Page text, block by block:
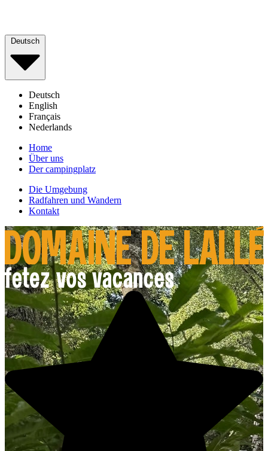
Deutsch
Deutsch
English
Français
Nederlands
Home
Über uns
Der campingplatz
Die Umgebung
Radfahren und Wandern
Kontakt